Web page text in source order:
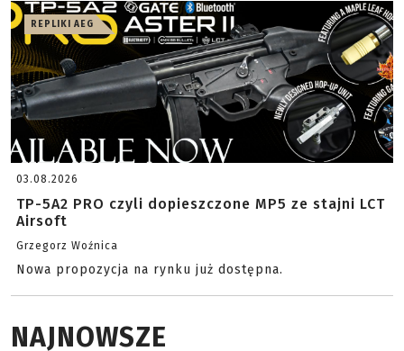
REPLIKI AEG
03.08.2026
TP-5A2 PRO czyli dopieszczone MP5 ze stajni LCT
Airsoft
Grzegorz Woźnica
Nowa propozycja na rynku już dostępna.
NAJNOWSZE